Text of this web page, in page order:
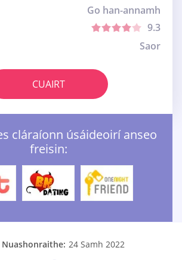
Go han-annamh
9.3
Saor
CUAIRT
cláraíonn úsáideoirí anseo
freisin:
Nuashonraithe: 24 Samh 2022